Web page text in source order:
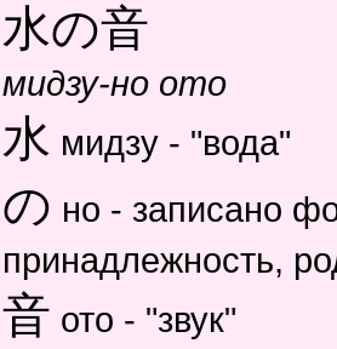
水の音
мидзу-но ото
水 мидзу - "вода"
の но - записано
принадлежность,
音 ото - "звук"